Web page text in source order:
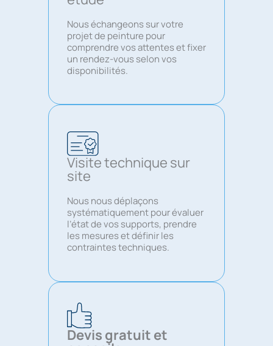
Nous échangeons sur votre
projet de peinture pour
comprendre vos attentes et fixer
un rendez-vous selon vos
disponibilités.
Visite technique sur
site
Nous nous déplaçons
systématiquement pour évaluer
l’état de vos supports, prendre
les mesures et définir les
contraintes techniques.
Devis gratuit et